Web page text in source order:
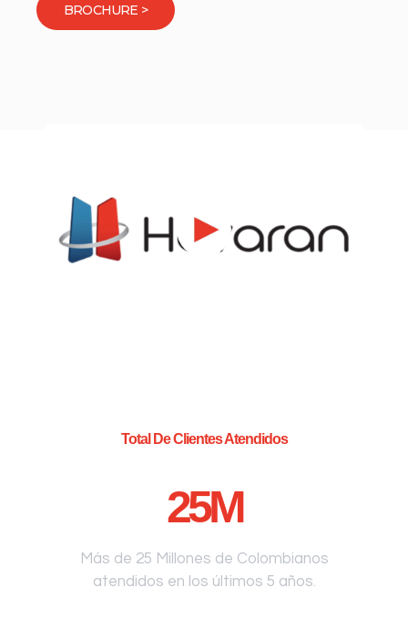
BROCHURE >
Total De Clientes Atendidos
25M
Más de 25 Millones de Colombianos
atendidos en los últimos 5 años.